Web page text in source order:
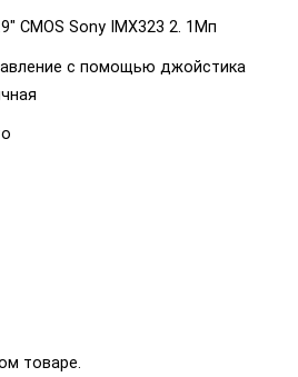
CMOS Sony IMX323 2. 1Мп
с помощью джойстика
товаре.